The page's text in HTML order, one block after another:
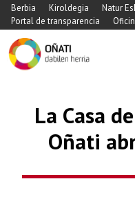
Berbia Kiroldegia Natur
Portal de transparencia
La Casa
Oñati
Previous